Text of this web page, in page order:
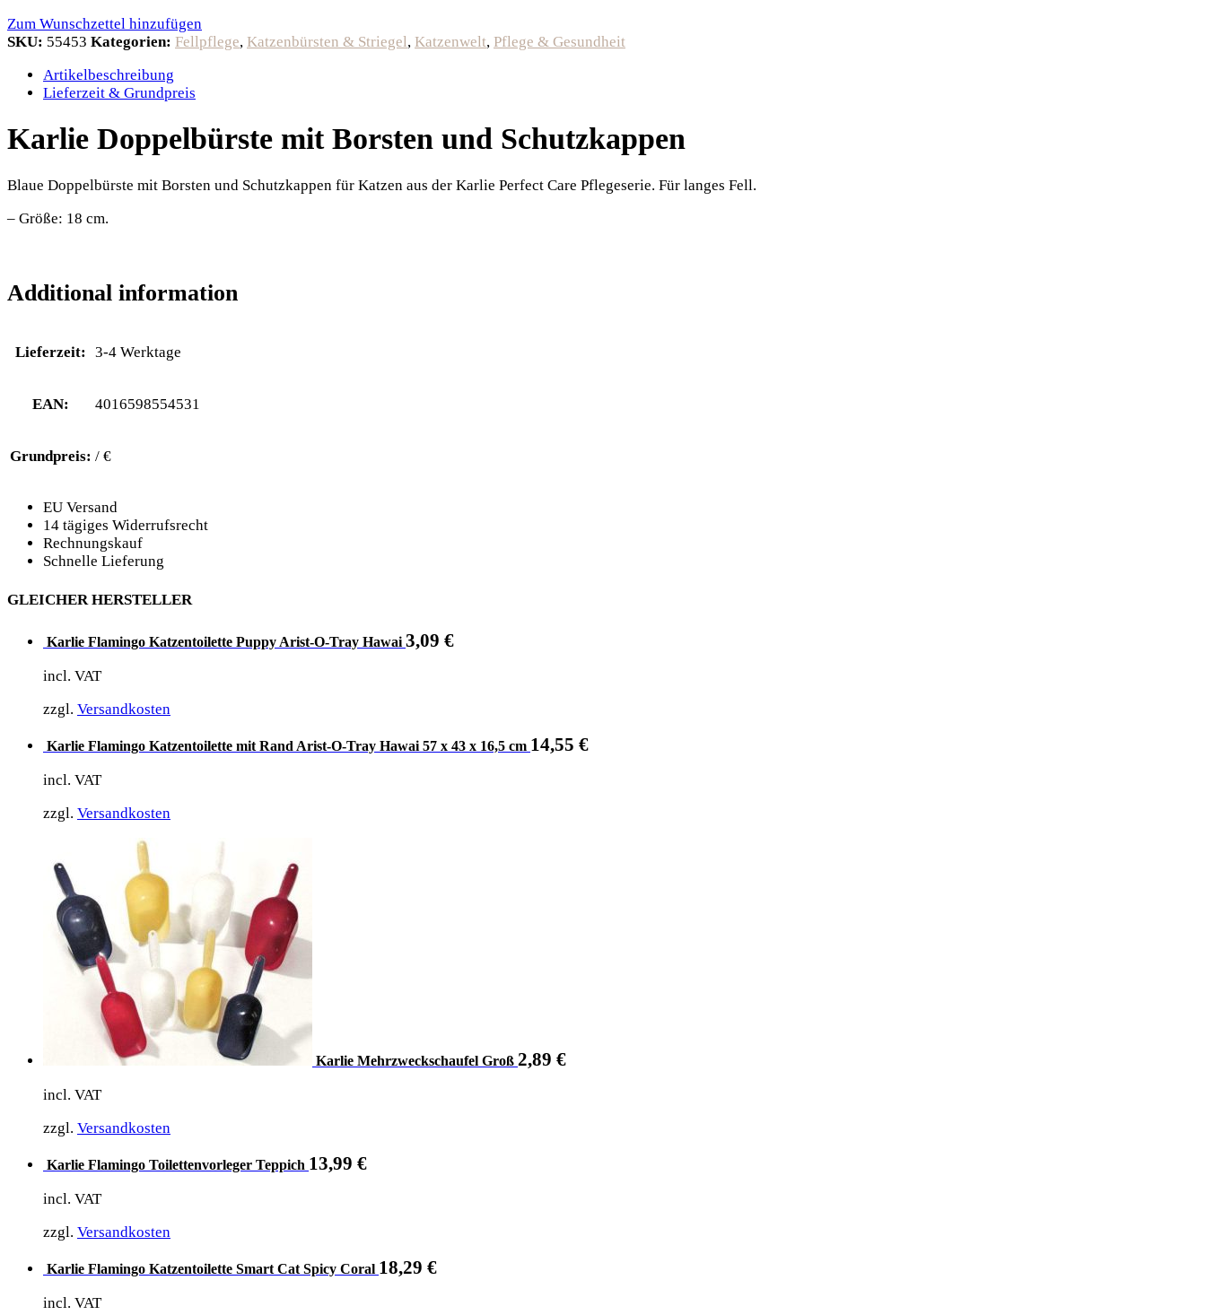
Zum Wunschzettel hinzufügen
SKU: 55453 Kategorien: Fellpflege, Katzenbürsten & Striegel, Katzenwelt, Pflege & Gesundheit
Artikelbeschreibung
Lieferzeit & Grundpreis
Karlie Doppelbürste mit Borsten und Schutzkappen
Blaue Doppelbürste mit Borsten und Schutzkappen für Katzen aus der Karlie Perfect Care Pflegeserie. Für langes Fell.
– Größe: 18 cm.
Additional information
Lieferzeit: 3-4 Werktage
EAN: 4016598554531
Grundpreis: / €
EU Versand
14 tägiges Widerrufsrecht
Rechnungskauf
Schnelle Lieferung
GLEICHER HERSTELLER
Karlie Flamingo Katzentoilette Puppy Arist-O-Tray Hawai 3,09 €
incl. VAT
zzgl. Versandkosten
Karlie Flamingo Katzentoilette mit Rand Arist-O-Tray Hawai 57 x 43 x 16,5 cm 14,55 €
incl. VAT
zzgl. Versandkosten
Karlie Mehrzweckschaufel Groß 2,89 €
incl. VAT
zzgl. Versandkosten
Karlie Flamingo Toilettenvorleger Teppich 13,99 €
incl. VAT
zzgl. Versandkosten
Karlie Flamingo Katzentoilette Smart Cat Spicy Coral 18,29 €
incl. VAT